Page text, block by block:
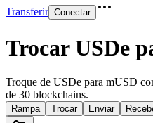
Transferir Conectar
Trocar USDe
Troque de USDe para mUSD
de 30 blockchains.
Rampa Trocar Enviar